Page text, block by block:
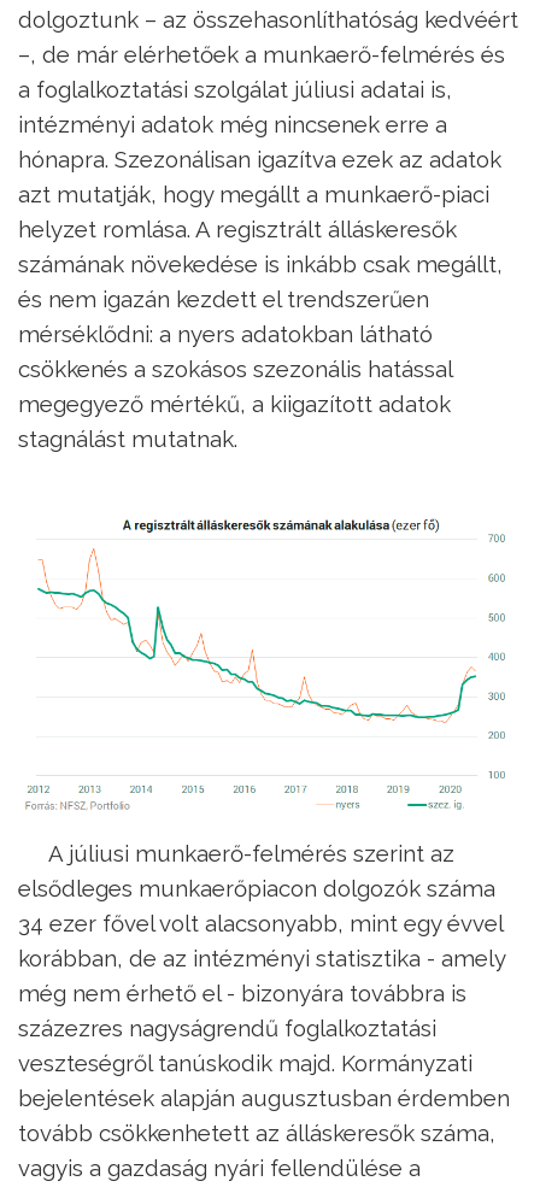
dolgoztunk – az összehasonlíthatóság kedvéért
–, de már elérhetőek a munkaerő-felmérés és
a foglalkoztatási szolgálat júliusi adatai is,
intézményi adatok még nincsenek erre a
hónapra. Szezonálisan igazítva ezek az adatok
azt mutatják, hogy megállt a munkaerő-piaci
helyzet romlása. A regisztrált álláskeresők
számának növekedése is inkább csak megállt,
és nem igazán kezdett el trendszerűen
mérséklődni: a nyers adatokban látható
csökkenés a szokásos szezonális hatással
megegyező mértékű, a kiigazított adatok
stagnálást mutatnak.
A júliusi munkaerő-felmérés szerint az
elsődleges munkaerőpiacon dolgozók száma
34 ezer fővel volt alacsonyabb, mint egy évvel
korábban, de az intézményi statisztika - amely
még nem érhető el - bizonyára továbbra is
százezres nagyságrendű foglalkoztatási
veszteségről tanúskodik majd. Kormányzati
bejelentések alapján augusztusban érdemben
tovább csökkenhetett az álláskeresők száma,
vagyis a gazdaság nyári fellendülése a